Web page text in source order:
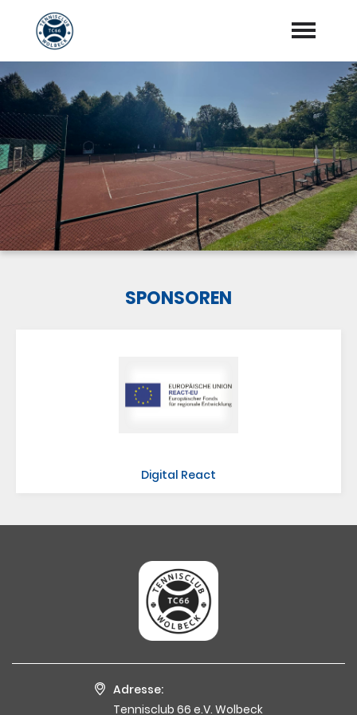
Startseite
Aktuelles
Vorstand
Training
Mannschaften
SPONSOREN
Digital React
Adresse:
Tennisclub 66 e.V. Wolbeck